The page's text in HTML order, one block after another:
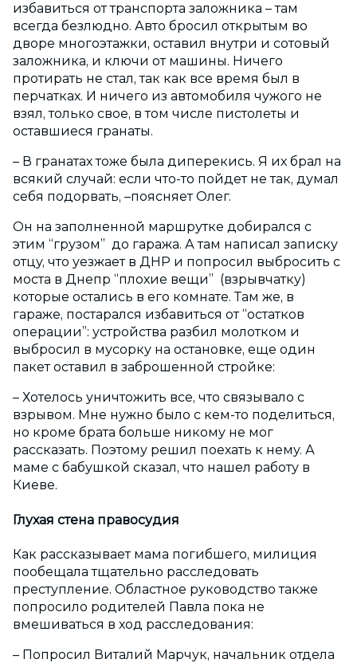
избавиться от транспорта заложника – там
всегда безлюдно. Авто бросил открытым во
дворе многоэтажки, оставил внутри и сотовый
заложника, и ключи от машины. Ничего
протирать не стал, так как все время был в
перчатках. И ничего из автомобиля чужого не
взял, только свое, в том числе пистолеты и
оставшиеся гранаты.
– В гранатах тоже была диперекись. Я их брал на
всякий случай: если что-то пойдет не так, думал
себя подорвать, –поясняет Олег.
Он на заполненной маршрутке добирался с
этим “грузом” до гаража. А там написал записку
отцу, что уезжает в ДНР и попросил выбросить с
моста в Днепр “плохие вещи” (взрывчатку)
которые остались в его комнате. Там же, в
гараже, постарался избавиться от “остатков
операции”: устройства разбил молотком и
выбросил в мусорку на остановке, еще один
пакет оставил в заброшенной стройке:
– Хотелось уничтожить все, что связывало с
взрывом. Мне нужно было с кем-то поделиться,
но кроме брата больше никому не мог
рассказать. Поэтому решил поехать к нему. А
маме с бабушкой сказал, что нашел работу в
Киеве.
Глухая стена правосудия
Как рассказывает мама погибшего, милиция
пообещала тщательно расследовать
преступление. Областное руководство также
попросило родителей Павла пока не
вмешиваться в ход расследования:
– Попросил Виталий Марчук, начальник отдела